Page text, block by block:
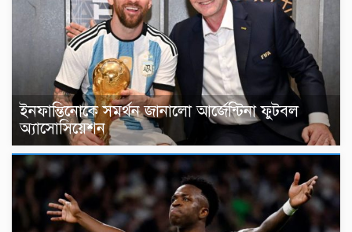
ইনফান্তিনোকে সমর্থন জানালো আর্জেন্টিনা ফুটবল
অ্যাসোসিয়েশন